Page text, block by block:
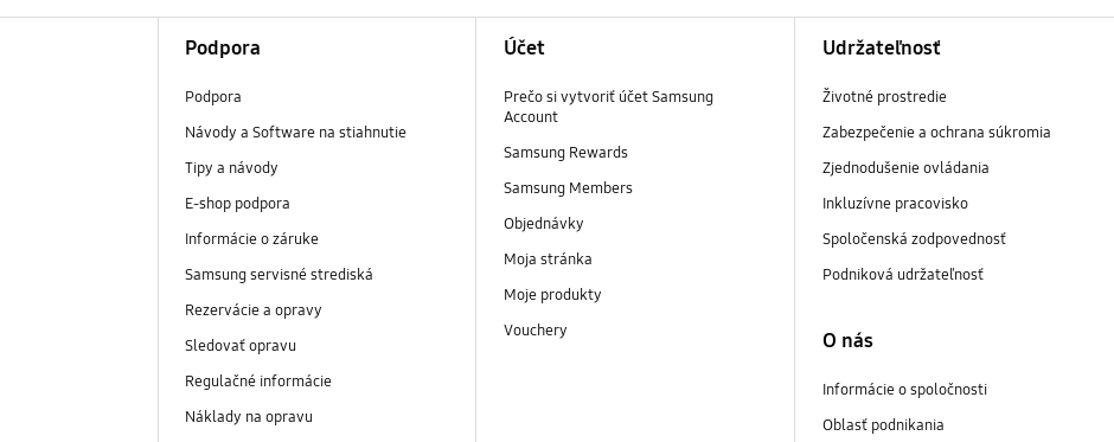
Podpora
Podpora
Návody a Software na stiahnutie
Tipy a návody
E-shop podpora
Informácie o záruke
Samsung servisné strediská
Rezervácie a opravy
Sledovať opravu
Regulačné informácie
Náklady na opravu
Účet
Prečo si vytvoriť účet Samsung
Account
Samsung Rewards
Samsung Members
Objednávky
Moja stránka
Moje produkty
Vouchery
Udržateľnosť
Životné prostredie
Zabezpečenie a ochrana súkromia
Zjednodušenie ovládania
Inkluzívne pracovisko
Spoločenská zodpovednosť
Podniková udržateľnosť
O nás
Informácie o spoločnosti
Oblasť podnikania